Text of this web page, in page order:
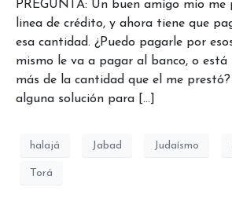
PREGUNTA: Un buen amigo mio
linea de crédito, y ahora tiene que
esa cantidad. ¿Puedo pagarle por
mismo le va a pagar al banco, o
más de la cantidad que el me prestó?
alguna solución para […]
halajá Jabad Judaísmo
Torá